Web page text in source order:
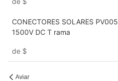
CONECTORES SOLARES
1500V DC T rama
de $
Aviar